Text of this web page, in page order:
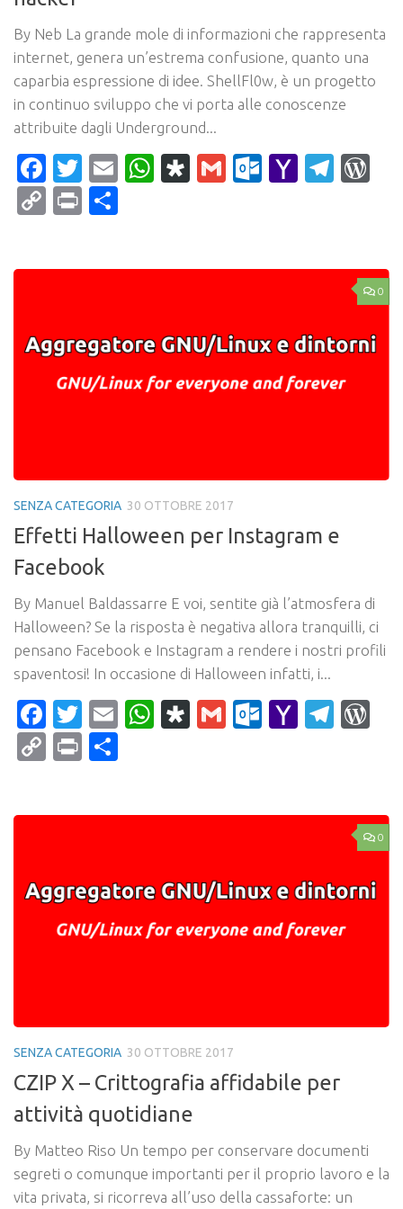
By Neb La grande mole di informazioni che rappresenta
internet, genera un’estrema confusione, quanto una
caparbia espressione di idee. ShellFl0w, è un progetto
in continuo sviluppo che vi porta alle conoscenze
attribuite dagli Underground...
Facebook
Twitter
EmailWhatsApp
Diaspora
Gmail Yahoo
CopyPrint
0
SENZA CATEGORIA 30 OTTOBRE 2017
Effetti Halloween per Instagram e
Facebook
By Manuel Baldassarre E voi, sentite già l’atmosfera di
Halloween? Se la risposta è negativa allora tranquilli, ci
pensano Facebook e Instagram a rendere i nostri profili
spaventosi! In occasione di Halloween infatti, i...
Facebook
Twitter
EmailWhatsApp
Diaspora
Gmail Yahoo
CopyPrint
0
SENZA CATEGORIA 30 OTTOBRE 2017
CZIP X – Crittografia affidabile per
attività quotidiane
By Matteo Riso Un tempo per conservare documenti
segreti o comunque importanti per il proprio lavoro e la
vita privata, si ricorreva all’uso della cassaforte: un